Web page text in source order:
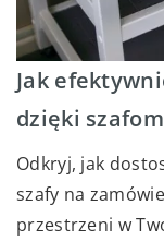
Jak
dzięki
Odkryj, jak
szafy na
przestrzeni w